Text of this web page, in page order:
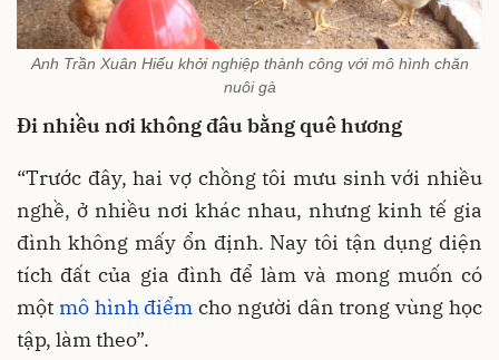
Anh Trần Xuân Hiếu khởi nghiệp thành công với mô hình chăn
nuôi gà
Đi nhiều nơi không đâu bằng quê hương
“Trước đây, hai vợ chồng tôi mưu sinh với nhiều
nghề, ở nhiều nơi khác nhau, nhưng kinh tế gia
đình không mấy ổn định. Nay tôi tận dụng diện
tích đất của gia đình để làm và mong muốn có
một mô hình điểm cho người dân trong vùng học
tập, làm theo”.